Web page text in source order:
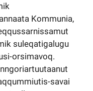
Kommunia,
suleqatigalugu
orsimavoq.
savai